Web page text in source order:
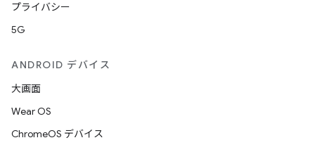
プライバシー
5G
ANDROID デバイス
大画面
Wear OS
ChromeOS デバイス